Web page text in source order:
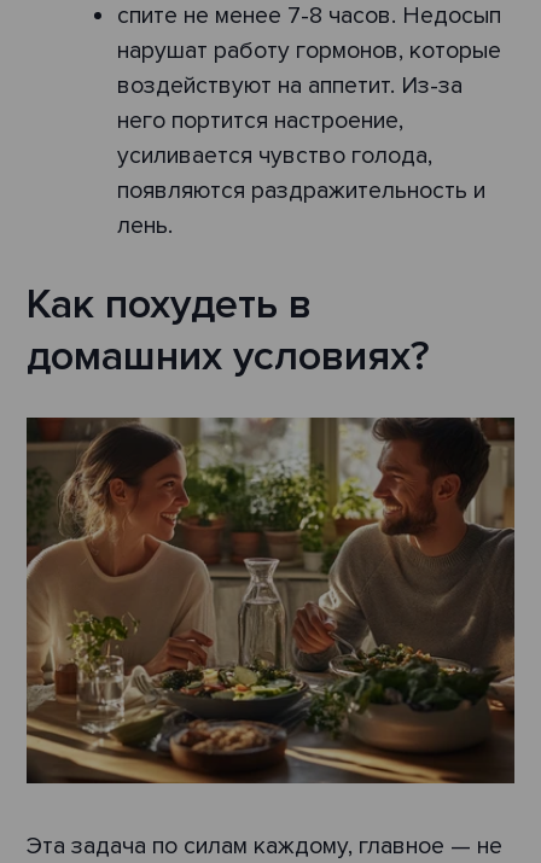
cпите не менее 7-8 часов. Недосып
нарушат работу гормонов, которые
воздействуют на аппетит. Из-за
него портится настроение,
усиливается чувство голода,
появляются раздражительность и
лень.
Как похудеть в
домашних условиях?
Эта задача по силам каждому, главное — не